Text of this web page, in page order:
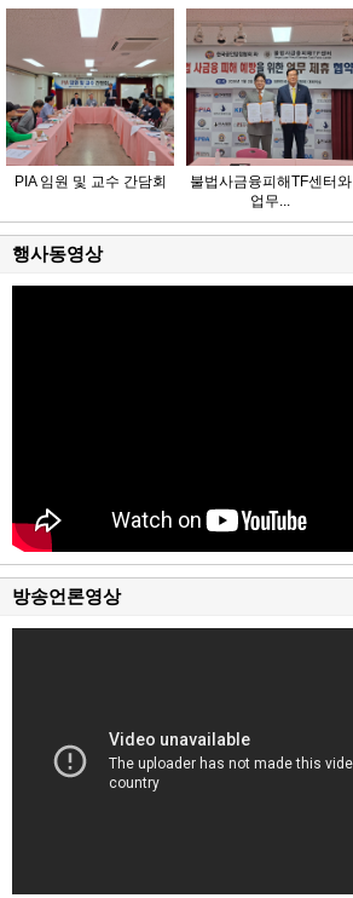
PIA 임원 및 교수 간담회
불법사금융피해TF센터와
업무...
행사동영상
방송언론영상